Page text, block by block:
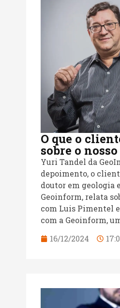
O que o
sobre o
Yuri Tandel da
depoimento, o
doutor em geologia
Geoinform, relata
com Luis Pimentel
com a Geoinform,
16/12/2024